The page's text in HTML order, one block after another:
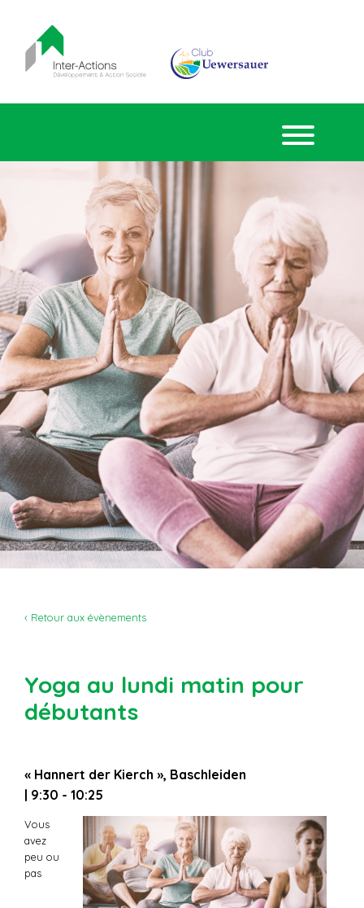
‹ Retour aux évènements
Yoga au lundi matin pour
débutants
« Hannert der Kierch », Baschleiden
| 9:30 - 10:25
Vous
avez
peu ou
pas